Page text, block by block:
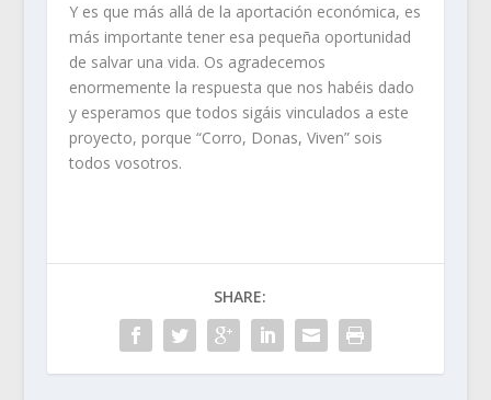
Y es que más allá de la aportación económica, es
más importante tener esa pequeña oportunidad
de salvar una vida. Os agradecemos
enormemente la respuesta que nos habéis dado
y esperamos que todos sigáis vinculados a este
proyecto, porque “Corro, Donas, Viven” sois
todos vosotros.
SHARE: